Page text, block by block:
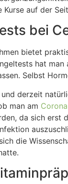
Kurse auf der
bei
bietet
hat
Selbst
derzeit
man am
da sich
die